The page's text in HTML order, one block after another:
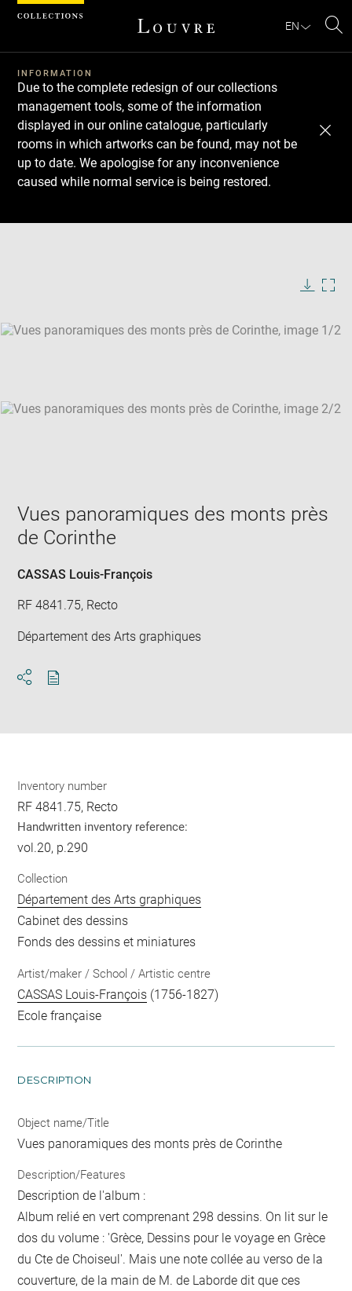
EN
INFORMATION
Due to the complete redesign of our collections
management tools, some of the information
displayed in our online catalogue, particularly
rooms in which artworks can be found, may not be
up to date. We apologise for any inconvenience
caused while normal service is being restored.
in
SKIP IMAGE CAROUSEL
Download
Next
Previous
Vues panoramiques des monts près
de Corinthe
CASSAS Louis-François
RF 4841.75, Recto
Département des Arts graphiques
Inventory number
RF 4841.75, Recto
Handwritten inventory reference:
vol.20, p.290
Collection
Département des Arts graphiques
Cabinet des dessins
Fonds des dessins et miniatures
Artist/maker / School / Artistic centre
CASSAS Louis-François (1756-1827)
Ecole française
DESCRIPTION
Object name/Title
Vues panoramiques des monts près de Corinthe
Description/Features
Description de l'album :
Album relié en vert comprenant 298 dessins. On lit sur le
dos du volume : 'Grèce, Dessins pour le voyage en Grèce
du Cte de Choiseul'. Mais une note collée au verso de la
couverture, de la main de M. de Laborde dit que ces
Cookies management panel